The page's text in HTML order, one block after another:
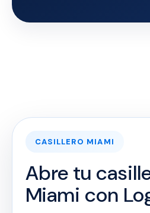
CASILLERO MIAMI
Abre tu
Miami con